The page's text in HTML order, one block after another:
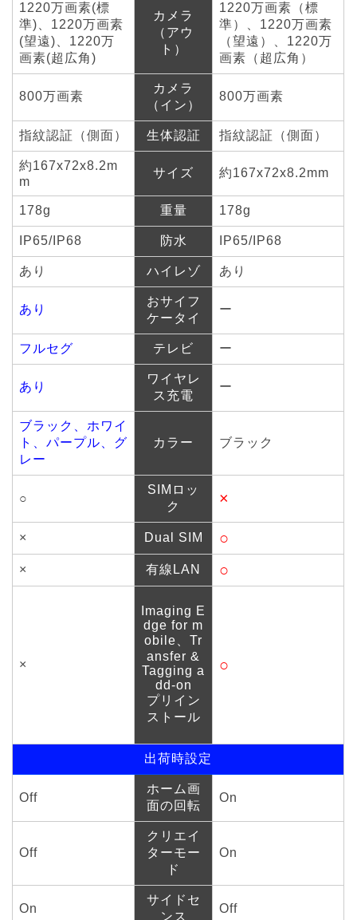
1220万画素(標
準)、1220万画素
(望遠)、1220万
画素(超広角)
カメラ
（アウ
ト）
1220万画素（標
準）、1220万画素
（望遠）、1220万
画素（超広角）
800万画素
カメラ
（イン）
800万画素
指紋認証（側面） 生体認証 指紋認証（側面）
約167x72x8.2m
m
サイズ 約167x72x8.2mm
178g 重量 178g
IP65/IP68 防水 IP65/IP68
あり ハイレゾ あり
あり
おサイフ
ケータイ
ー
フルセグ テレビ ー
あり
ワイヤレ
ス充電
ー
ブラック、ホワイ
ト、パープル、グ
レー
カラー ブラック
○
SIMロッ
ク
×
× Dual SIM ○
× 有線LAN ○
×
Imaging E
dge for m
obile、Tr
ansfer &
Tagging a
dd-on
プリイン
ストール
○
出荷時設定
Off
ホーム画
面の回転
On
Off
クリエイ
ターモー
ド
On
On
サイドセ
ンス
Off